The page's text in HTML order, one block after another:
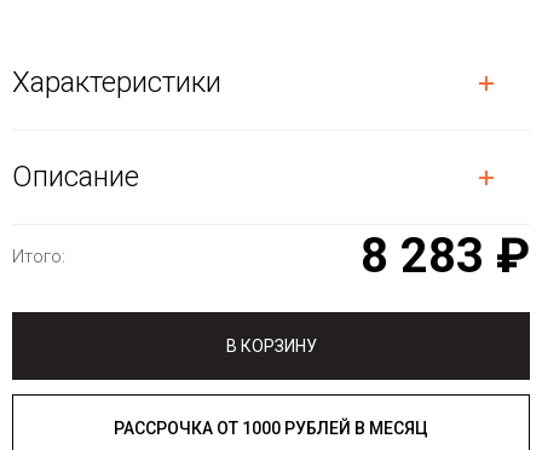
Характеристики
Описание
Итого: 8 283 ₽
В КОРЗИНУ
РАССРОЧКА ОТ 1000 РУБЛЕЙ В МЕСЯЦ